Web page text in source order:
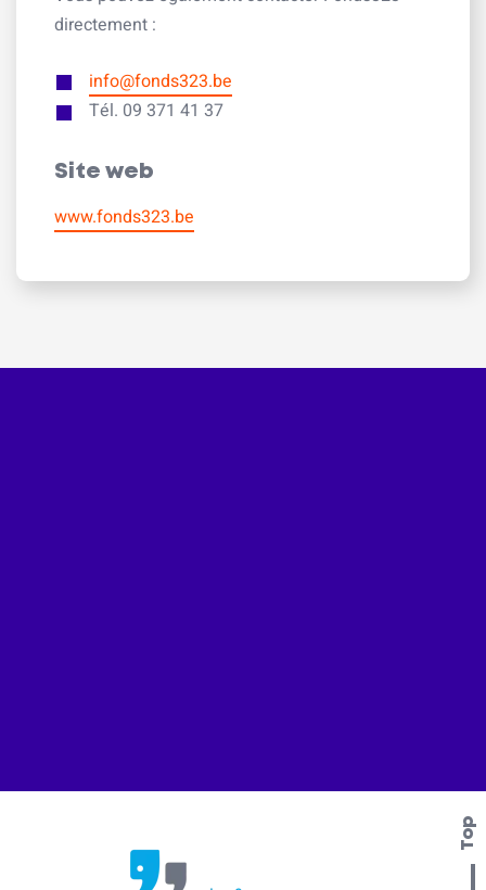
directement :
info@fonds323.be
Tél. 09 371 41 37
Site web
www.fonds323.be
Contactez nous
Top